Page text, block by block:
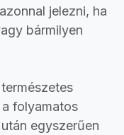
jelezni, ha
bármilyen
folyamatos
egyszerűen